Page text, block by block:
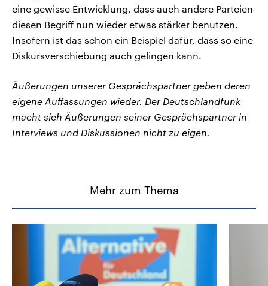
eine gewisse Entwicklung, dass auch andere Parteien
diesen Begriff nun wieder etwas stärker benutzen.
Insofern ist das schon ein Beispiel dafür, dass so eine
Diskursverschiebung auch gelingen kann.
Äußerungen unserer Gesprächspartner geben deren
eigene Auffassungen wieder. Der Deutschlandfunk
macht sich Äußerungen seiner Gesprächspartner in
Interviews und Diskussionen nicht zu eigen.
Mehr zum Thema